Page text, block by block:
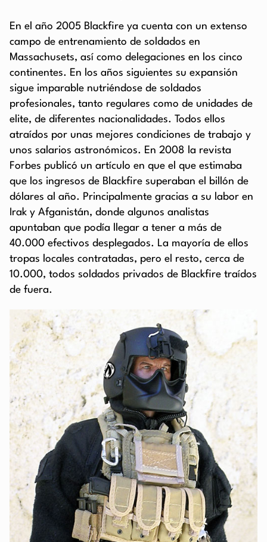
En el año 2005 Blackfire ya cuenta con un extenso
campo de entrenamiento de soldados en
Massachusets, así como delegaciones en los cinco
continentes. En los años siguientes su expansión
sigue imparable nutriéndose de soldados
profesionales, tanto regulares como de unidades de
elite, de diferentes nacionalidades. Todos ellos
atraídos por unas mejores condiciones de trabajo y
unos salarios astronómicos. En 2008 la revista
Forbes publicó un artículo en que el que estimaba
que los ingresos de Blackfire superaban el billón de
dólares al año. Principalmente gracias a su labor en
Irak y Afganistán, donde algunos analistas
apuntaban que podía llegar a tener a más de
40.000 efectivos desplegados. La mayoría de ellos
tropas locales contratadas, pero el resto, cerca de
10.000, todos soldados privados de Blackfire traídos
de fuera.